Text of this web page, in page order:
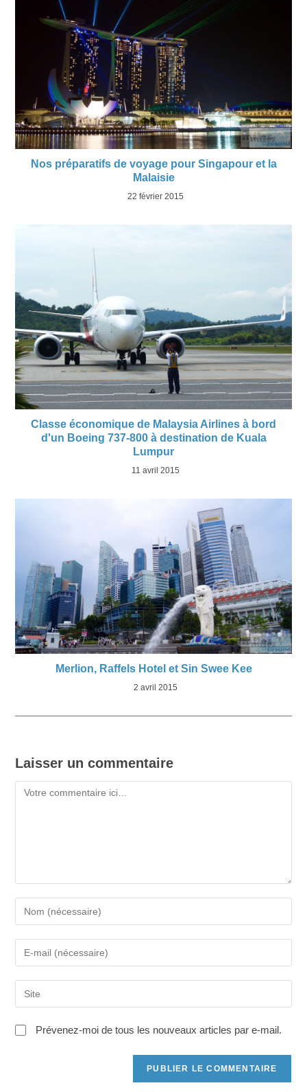
Nos préparatifs de voyage pour Singapour et la
Malaisie
22 février 2015
Classe économique de Malaysia Airlines à bord
d'un Boeing 737-800 à destination de Kuala
Lumpur
11 avril 2015
Merlion, Raffels Hotel et Sin Swee Kee
2 avril 2015
Laisser un commentaire
Commentaire
nom
ou
nom
d'utilisateur
pour
adresse
mail
pour
votrePrévenez-moi de tous les nouveaux articles par e-mail.